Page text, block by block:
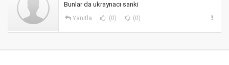
Bunlar da ukraynacı sanki
Yanıtla (0) (0)